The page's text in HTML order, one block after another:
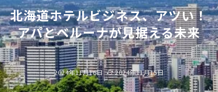
北海道ホテルビジネス、アツい！
アパとベルーナが見据える未来
2024年11月16日 2024年11月15日